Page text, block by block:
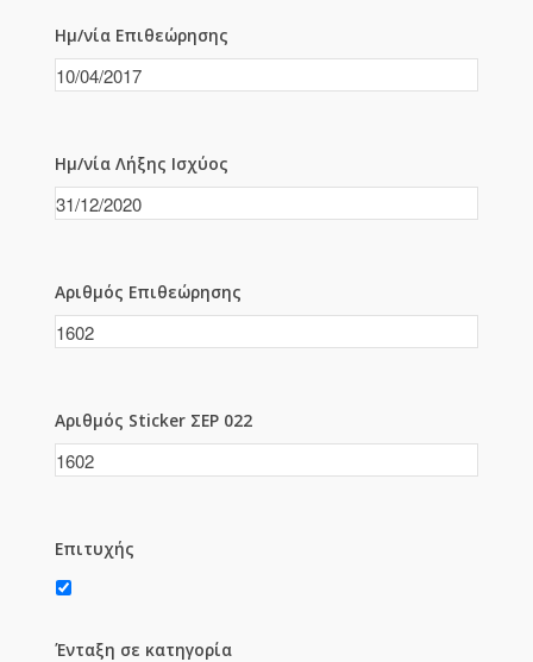
Ημ/νία Επιθεώρησης
Ημ/νία Λήξης Ισχύος
Αριθμός Επιθεώρησης
Αριθμός Sticker ΣΕΡ 022
Επιτυχής
Ένταξη σε κατηγορία